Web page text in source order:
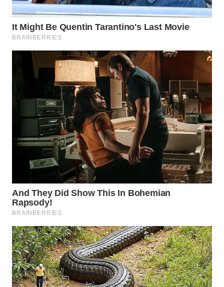
SIMALUNGUN
WN
LABUHANBATU
WN
TAPANULI
WN DELI
SERDANG
TEBING
TINGGI
WN
PAKPAK
WN
KARAWANG
WN
BEKASI